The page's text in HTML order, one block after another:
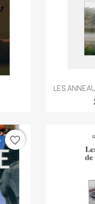

LES
favorite_border